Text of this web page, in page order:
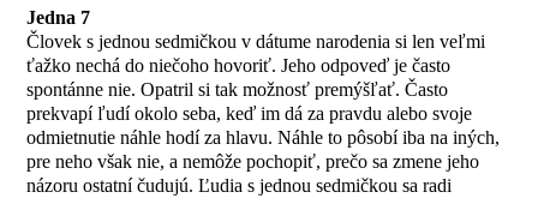
Jedna 7
Človek s jednou sedmičkou v dátume narodenia si len veľmi
ťažko nechá do niečoho hovoriť. Jeho odpoveď je často
spontánne nie. Opatril si tak možnosť premýšľať. Často
prekvapí ľudí okolo seba, keď im dá za pravdu alebo svoje
odmietnutie náhle hodí za hlavu. Náhle to pôsobí iba na iných,
pre neho však nie, a nemôže pochopiť, prečo sa zmene jeho
názoru ostatní čudujú. Ľudia s jednou sedmičkou sa radi